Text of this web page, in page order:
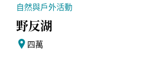
自然與戶外活動
野反湖
四萬